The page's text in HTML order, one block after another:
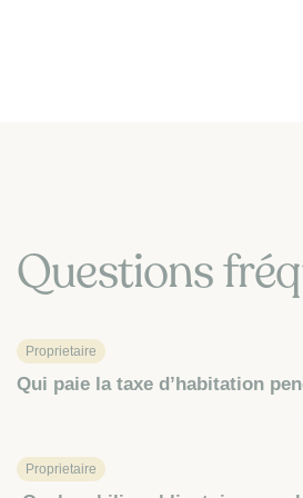
Questions
Proprietaire
Qui paie la taxe d’habitation
Proprietaire